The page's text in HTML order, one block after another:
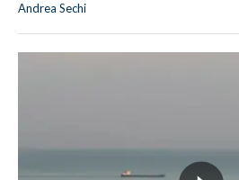
Andrea Sechi